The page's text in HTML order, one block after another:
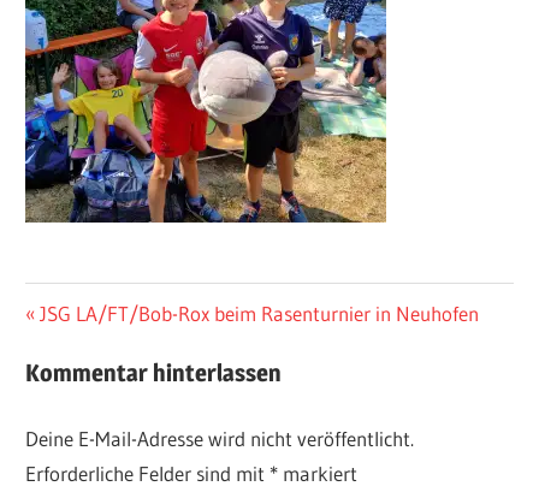
Beitragsnavigation
Vorheriger
JSG LA/FT/Bob-Rox beim Rasenturnier in Neuhofen
Kommentar hinterlassen
Deine E-Mail-Adresse wird nicht veröffentlicht.
Erforderliche Felder sind mit * markiert